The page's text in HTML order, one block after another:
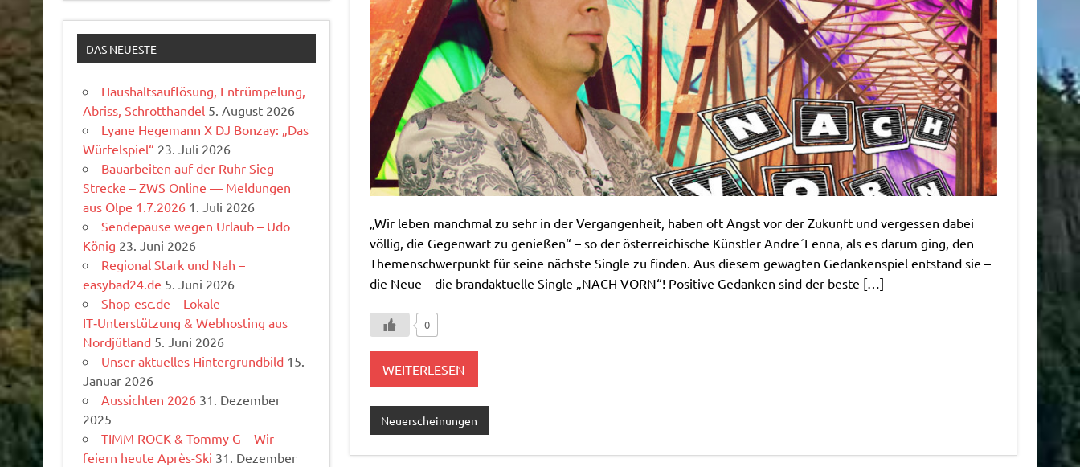
„Wir leben manchmal zu sehr in der Vergangenheit, haben oft Angst vor der Zukunft und vergessen dabei
völlig, die Gegenwart zu genießen“ – so der österreichische Künstler Andre´Fenna, als es darum ging, den
Themenschwerpunkt für seine nächste Single zu finden. Aus diesem gewagten Gedankenspiel entstand sie –
die Neue – die brandaktuelle Single „NACH VORN“! Positive Gedanken sind der beste […]
0
WEITERLESEN
Neuerscheinungen
DAS NEUESTE
Haushaltsauflösung, Entrümpelung,
Abriss, Schrotthandel 5. August 2026
Lyane Hegemann X DJ Bonzay: „Das
Würfelspiel“ 23. Juli 2026
Bauarbeiten auf der Ruhr-Sieg-
Strecke – ZWS Online — Meldungen
aus Olpe 1.7.2026 1. Juli 2026
Sendepause wegen Urlaub – Udo
König 23. Juni 2026
Regional Stark und Nah –
easybad24.de 5. Juni 2026
Shop-esc.de – Lokale
IT‑Unterstützung & Webhosting aus
Nordjütland 5. Juni 2026
Unser aktuelles Hintergrundbild 15.
Januar 2026
Aussichten 2026 31. Dezember
2025
TIMM ROCK & Tommy G – Wir
feiern heute Après-Ski 31. Dezember